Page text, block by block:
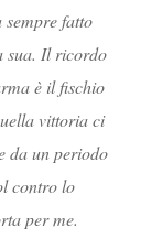
fatto
sua. Il ricordo
è il fischio
vittoria ci
da un periodo
contro lo
per me.